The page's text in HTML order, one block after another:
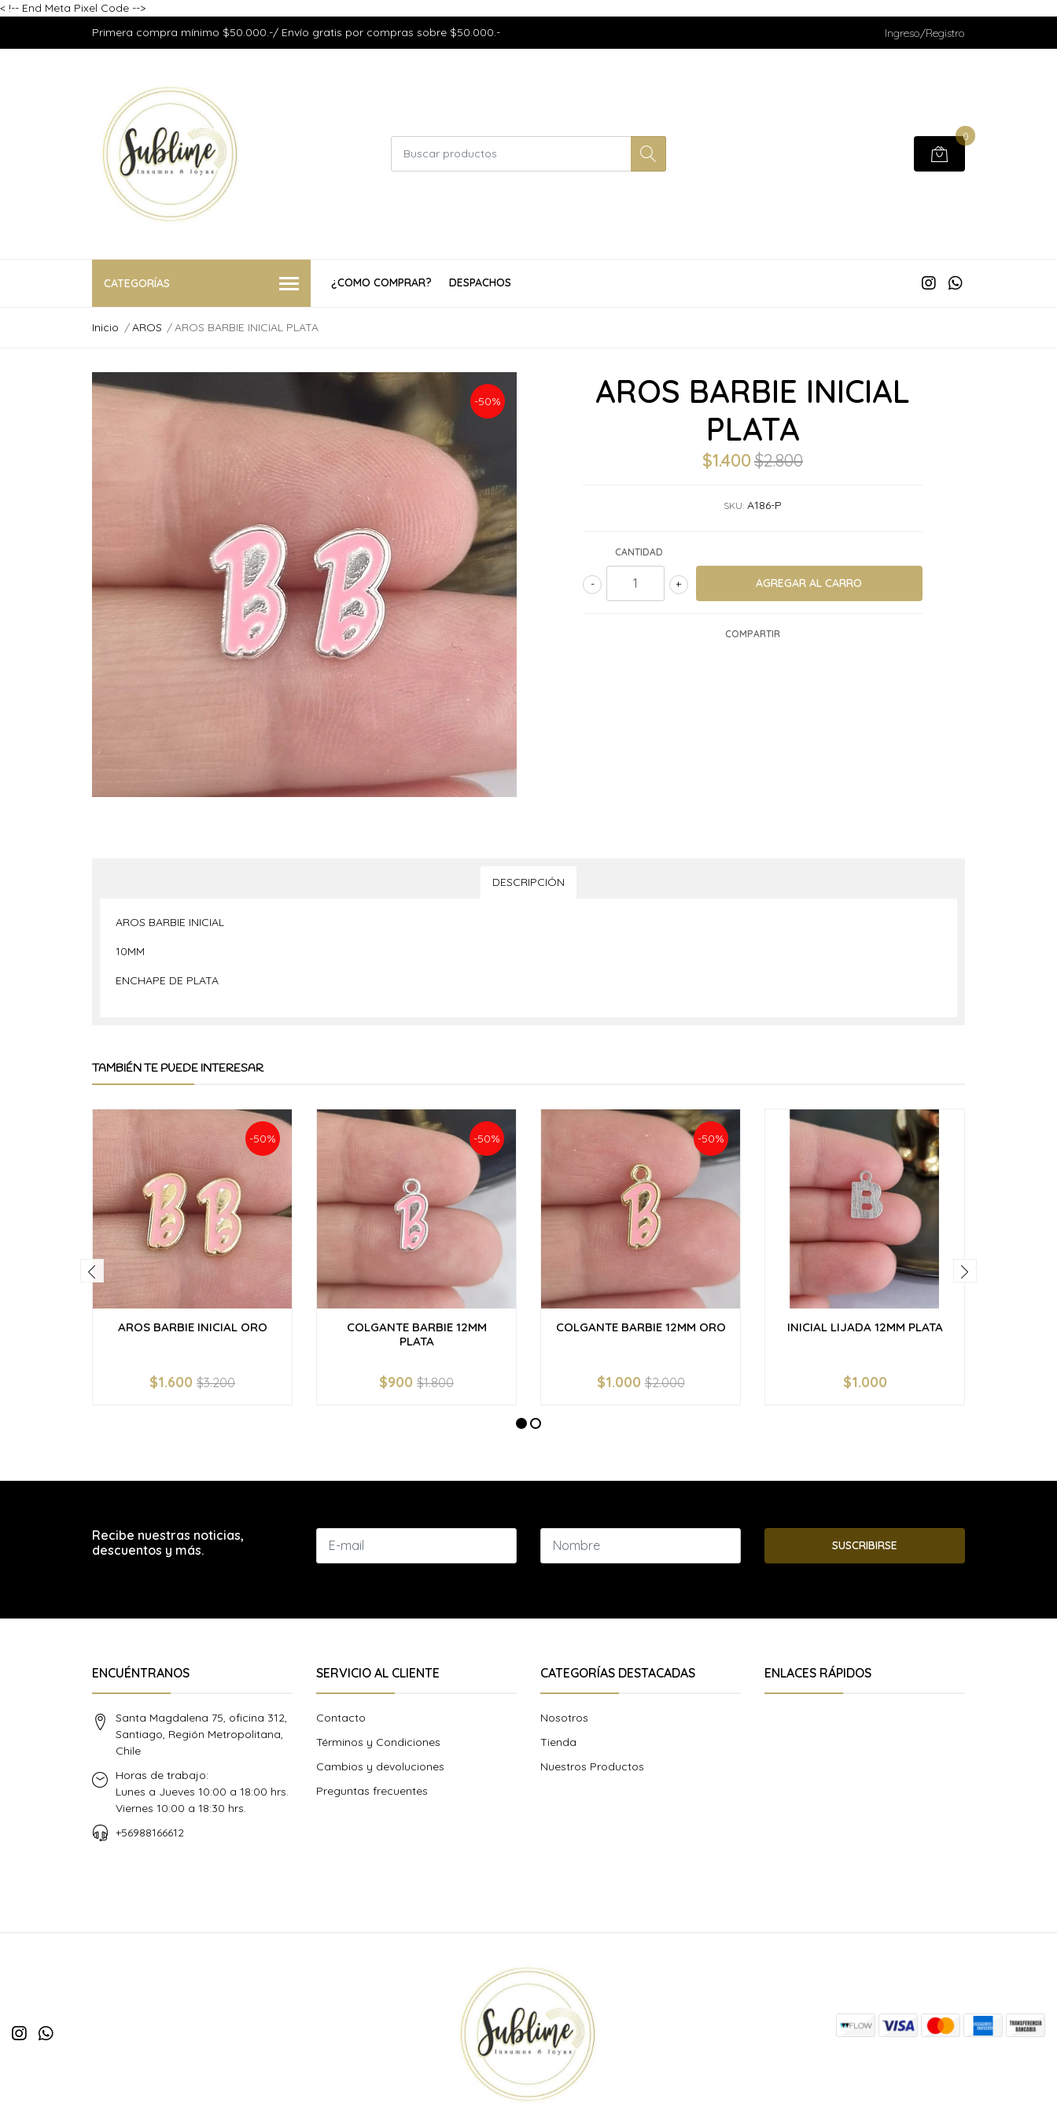
< !-- End Meta Pixel Code -->
Primera compra mínimo $50.000.-/ Envío gratis por compras sobre $50.000.-
Ingreso/Registro
0
CATEGORÍAS ¿COMO COMPRAR? DESPACHOS
Inicio AROS AROS BARBIE INICIAL PLATA
-50%
AROS BARBIE INICIAL
PLATA
$1.400$2.800
SKU: A186-P
CANTIDAD
+
-
COMPARTIR
DESCRIPCIÓN
AROS BARBIE INICIAL
10MM
ENCHAPE DE PLATA
TAMBIÉN TE PUEDE INTERESAR
-50%
AROS BARBIE INICIAL ORO
+
$1.600 $3.200
-50%
COLGANTE BARBIE 12MM
PLATA
+
$900 $1.800
-50%
COLGANTE BARBIE 12MM ORO
+
$1.000 $2.000
INICIAL LIJADA 12MM PLATA
VER OPCIONES
$1.000
Recibe nuestras noticias,
descuentos y más.
SUSCRIBIRSE
ENCUÉNTRANOS
Santa Magdalena 75, oficina 312,
Santiago, Región Metropolitana,
Chile
Horas de trabajo:
Lunes a Jueves 10:00 a 18:00 hrs.
Viernes 10:00 a 18:30 hrs.
+56988166612
SERVICIO AL CLIENTE
Contacto
Términos y Condiciones
Cambios y devoluciones
Preguntas frecuentes
CATEGORÍAS DESTACADAS
Nosotros
Tienda
Nuestros Productos
ENLACES RÁPIDOS